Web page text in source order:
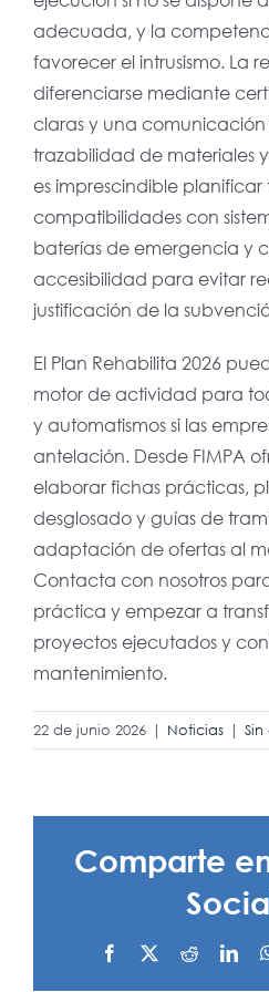
adecuada, y la
favorecer el intrusismo. La
diferenciarse mediante
claras y una
trazabilidad de materiales
es imprescindible
compatibilidades con
baterías de emergencia y
accesibilidad para evitar
justificación de la
El Plan Rehabilita 2026
motor de actividad para
y automatismos si las
antelación. Desde FIMPA
elaborar fichas prácticas,
desglosado y guías de
adaptación de ofertas al
Contacta con nosotros
práctica y empezar a
proyectos ejecutados y
mantenimiento.
22 de junio 2026 | Noticias |
Comparte
Facebook Reddit